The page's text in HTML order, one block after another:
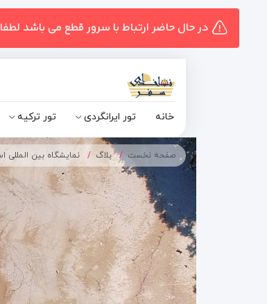
در حال حاضر ارتباط با سرور قطع می باشد
خانه تور ایرانگردی تور ترکیه
صفحه نخست بلاگ نمایشگاه بین المللی